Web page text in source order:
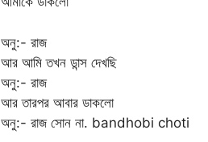
অনু:- রাজ
আর আমি তখন ডান্স দেখছি
অনু:- রাজ
আর তারপর আবার ডাকলো
অনু:- রাজ সোন না. bandhobi choti